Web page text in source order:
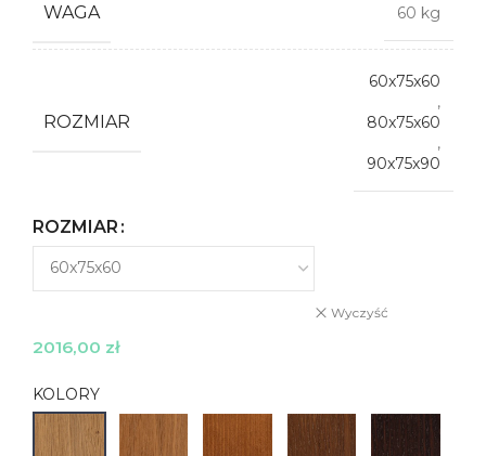
WAGA 60 kg
ROZMIAR
60x75x60
,
80x75x60
,
90x75x90
ROZMIAR
Wyczyść
2016,00 zł
KOLORY